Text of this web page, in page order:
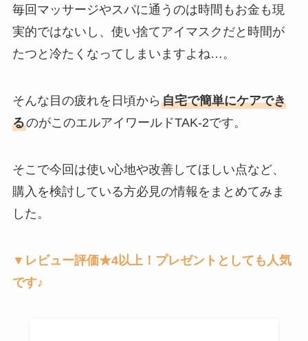
毎回マッサージやスパに通うのは時間もお金も現
実的ではないし、使い捨てアイマスクだと時間が
たつと冷たくなってしまいますよね…。
そんな目の疲れを日頃から 自宅で簡単にケアでき
るのがこのエルアイワールドTAK-2です。
そこで今回は使い心地や改善してほしい点など、
購入を検討している方必見の情報をまとめてみま
した。
▼レビュー評価★4以上！プレゼントとしても人気
です♪